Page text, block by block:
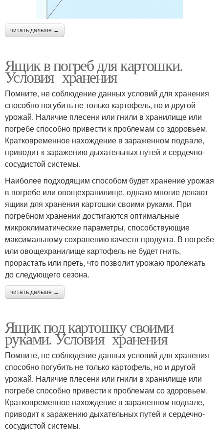
читать дальше →
Ящик в погреб для картошки.
Условия хранения
Помните, не соблюдение данных условий для хранения
способно погубить не только картофель, но и другой
урожай. Наличие плесени или гнили в хранилище или
погребе способно привести к проблемам со здоровьем.
Кратковременное нахождение в зараженном подвале,
приводит к заражению дыхательных путей и сердечно-
сосудистой системы.
Наиболее подходящим способом будет хранение урожая
в погребе или овощехранилище, однако многие делают
ящики для хранения картошки своими руками. При
погребном хранении достигаются оптимальные
микроклиматические параметры, способствующие
максимальному сохранению качеств продукта. В погребе
или овощехранилище картофель не будет гнить,
прорастать или преть, что позволит урожаю пролежать
до следующего сезона.
читать дальше →
Ящик под картошку своими
руками. Условия хранения
Помните, не соблюдение данных условий для хранения
способно погубить не только картофель, но и другой
урожай. Наличие плесени или гнили в хранилище или
погребе способно привести к проблемам со здоровьем.
Кратковременное нахождение в зараженном подвале,
приводит к заражению дыхательных путей и сердечно-
сосудистой системы.